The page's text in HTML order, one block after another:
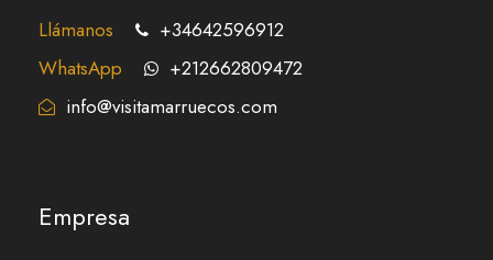
Llámanos
+34642596912
WhatsApp
+212662809472
info@visitamarruecos.com
Empresa